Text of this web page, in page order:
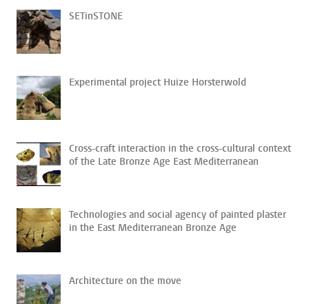
SETinSTONE
Experimental project Huize Horsterwold
Cross-craft interaction in the cross-cultural context
of the Late Bronze Age East Mediterranean
Technologies and social agency of painted plaster
in the East Mediterranean Bronze Age
Architecture on the move